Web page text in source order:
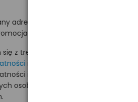
adres e-mail
na hurt.com.pl.
z treścią i akceptuję
i wyrażam zgodę
osobowych na